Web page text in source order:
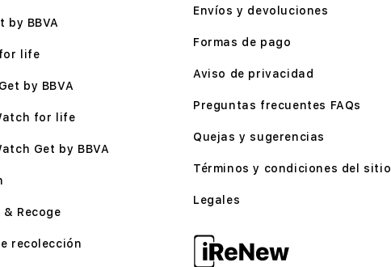
by BBVA
life
by BBVA
for life
Get by BBVA
Recoge
recolección
Envíos y devoluciones
Formas de pago
Aviso de privacidad
Preguntas frecuentes FAQs
Quejas y sugerencias
Términos y condiciones del sitio
Legales